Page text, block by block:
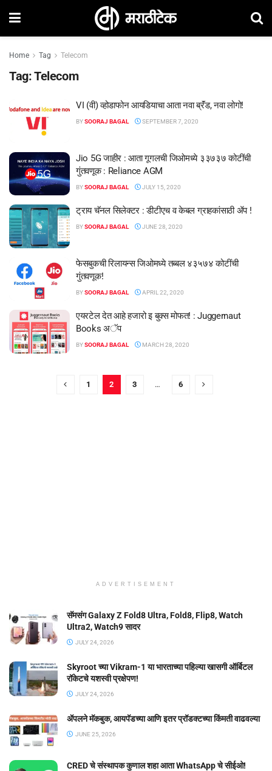
Home Tag Telecom
Tag:Telecom
VI (वी) व्होडाफोन आयडियाचा आता नवा ब्रॅंड, नवा लोगो!
BYSOORAJ BAGAL SEPTEMBER 7, 2020
Jio 5G जाहीर : आता गूगलची जिओमध्ये ३३७३७ कोटींची
गुंतवणूक : Reliance AGM
BYSOORAJ BAGAL JULY 15, 2020
ट्राय चॅनल सिलेक्टर : डीटीएच व केबल ग्राहकांसाठी ॲप !
BYSOORAJ BAGAL JUNE 28, 2020
फेसबुकची रिलायन्स जिओमध्ये तब्बल ४३५७४ कोटींची
गुंतवणूक!
BYSOORAJ BAGAL APRIL 22, 2020
एयरटेल देत आहे हजारो इ बुक्स मोफत! : Juggernaut
Books अॅप
BYSOORAJ BAGAL MARCH 28, 2020
1 2 3 … 6
ADVERTISEMENT
सॅमसंग Galaxy Z Fold8 Ultra, Fold8, Flip8, Watch
Ultra2, Watch9 सादर
JULY 24, 2026
Skyroot च्या Vikram-1 या भारताच्या पहिल्या खासगी ऑर्बिटल
रॉकेटचे यशस्वी प्रक्षेपण!
JULY 24, 2026
ॲपलने मॅकबुक, आयपॅडच्या आणि इतर प्रॉडक्टच्या किंमती वाढवल्या
JUNE 25, 2026
CRED चे संस्थापक कुणाल शहा आता WhatsApp चे सीईओ!